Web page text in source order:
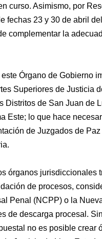
curso. Asimismo, por
fechas 23 y 30 de abril
complementar la
Órgano de Gobierno
Superiores de Justicia
Distritos de San Juan de
Este; lo que hace
de Juzgados de
órganos jurisdiccionales
de procesos,
Penal (NCPP) o la
de descarga procesal.
no es posible crear